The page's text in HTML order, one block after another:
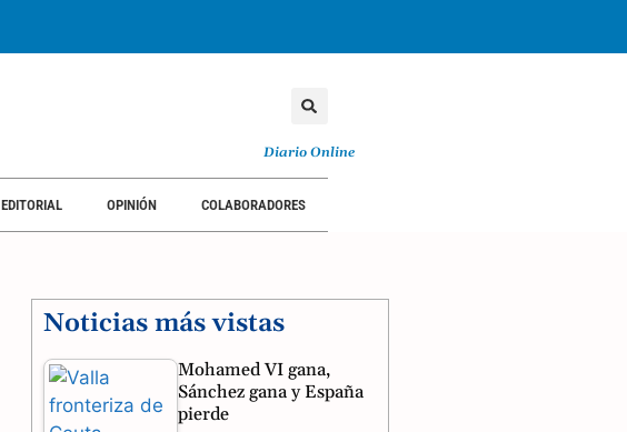
Diario Online
EDITORIAL OPINIÓN COLABORADORES
Noticias más vistas
Mohamed VI gana,
Sánchez gana y España
pierde